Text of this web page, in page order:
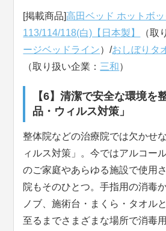
[掲載商品]高田ベッド ホットボッ
113/114/118(白)【日本製】
（取
ージベッドライン）/おしぼりタ
（取り扱い企業： 三和）
【6】清潔で安全な環境を
品・ウィルス対策」
整体院などの治療院では欠かせ
ィルス対策」。今ではアルコー
のご家庭やあらゆる施設で使用
院もそのひとつ。手指用の消毒
ノブ、施術台・まくら・タオル
至るまでさまざまな場所で消毒